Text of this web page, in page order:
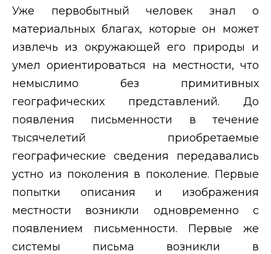
Уже первобытный человек знал о
материальных благах, которые он может
извлечь из окружающей его природы и
умел ориентироваться на местности, что
немыслимо без примитивных
географических представлений. До
появления письменности в течение
тысячелетий приобретаемые
географические сведения передавались
устно из поколения в поколение. Первые
попытки описания и изображения
местности возникли одновременно с
появлением письменности. Первые же
системы письма возникли в